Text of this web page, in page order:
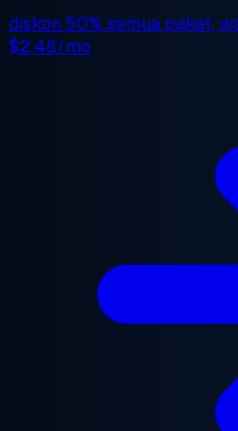
diskon 50% semua paket,
$2.48/mo